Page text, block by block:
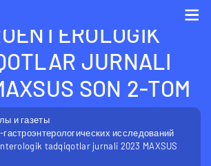
JURNALI
SON 2-TOM
и газеты
исследований
tadqiqotlar jurnali 2023 MAXSUS